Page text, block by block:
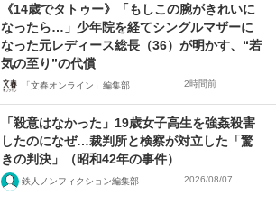
《14歳でタトゥー》「もしこの腕がきれいに
なったら…」少年院を経てシングルマザーに
なった元レディース総長（36）が明かす、“若
気の至り”の代償
「文春オンライン」編集部 2時間前
「殺意はなかった」19歳女子高生を強姦殺害
したのになぜ…裁判所と検察が対立した「驚
きの判決」（昭和42年の事件）
鉄人ノンフィクション編集部 2026/08/07